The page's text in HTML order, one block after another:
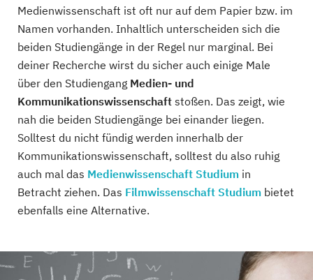
Medienwissenschaft ist oft nur auf dem Papier bzw. im
Namen vorhanden. Inhaltlich unterscheiden sich die
beiden Studiengänge in der Regel nur marginal. Bei
deiner Recherche wirst du sicher auch einige Male
über den Studiengang Medien- und
Kommunikationswissenschaft stoßen. Das zeigt, wie
nah die beiden Studiengänge bei einander liegen.
Solltest du nicht fündig werden innerhalb der
Kommunikationswissenschaft, solltest du also ruhig
auch mal das Medienwissenschaft Studium in
Betracht ziehen. Das Filmwissenschaft Studium bietet
ebenfalls eine Alternative.